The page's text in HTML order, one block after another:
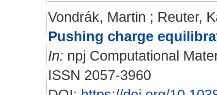
Vondrák, Martin ; Reuter,
Pushing charge
In: npj Computational
ISSN 2057-3960